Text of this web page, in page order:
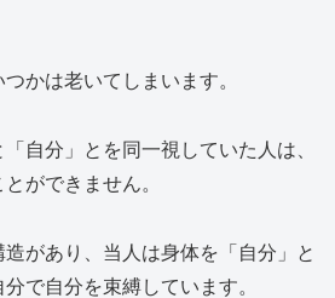
かは老いてしまいます。
自分」とを同一視していた人は、
ができません。
があり、当人は身体を「自分」と
で自分を束縛しています。